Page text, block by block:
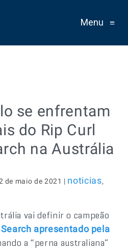
Menu ≡
se enfrentam
do Rip Curl
na Austrália
de maio de 2021 | noticias,
vai definir o campeão
apresentado pela
a “perna australiana”